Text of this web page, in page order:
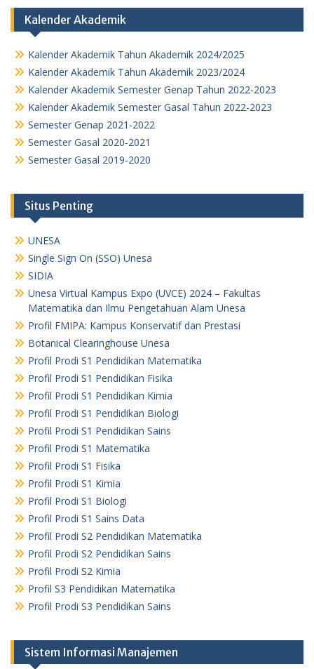
Kalender Akademik
Kalender Akademik Tahun Akademik 2024/2025
Kalender Akademik Tahun Akademik 2023/2024
Kalender Akademik Semester Genap Tahun 2022-2023
Kalender Akademik Semester Gasal Tahun 2022-2023
Semester Genap 2021-2022
Semester Gasal 2020-2021
Semester Gasal 2019-2020
Situs Penting
UNESA
Single Sign On (SSO) Unesa
SIDIA
Unesa Virtual Kampus Expo (UVCE) 2024 – Fakultas
Matematika dan Ilmu Pengetahuan Alam Unesa
Profil FMIPA: Kampus Konservatif dan Prestasi
Botanical Clearinghouse Unesa
Profil Prodi S1 Pendidikan Matematika
Profil Prodi S1 Pendidikan Fisika
Profil Prodi S1 Pendidikan Kimia
Profil Prodi S1 Pendidikan Biologi
Profil Prodi S1 Pendidikan Sains
Profil Prodi S1 Matematika
Profil Prodi S1 Fisika
Profil Prodi S1 Kimia
Profil Prodi S1 Biologi
Profil Prodi S1 Sains Data
Profil Prodi S2 Pendidikan Matematika
Profil Prodi S2 Pendidikan Sains
Profil Prodi S2 Kimia
Profil S3 Pendidikan Matematika
Profil Prodi S3 Pendidikan Sains
Sistem Informasi Manajemen